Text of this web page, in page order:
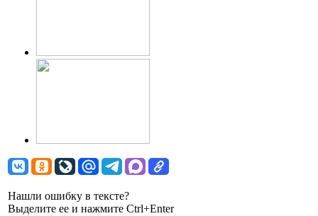
Нашли ошибку в тексте?
Выделите ее и нажмите Ctrl+Enter